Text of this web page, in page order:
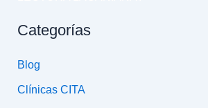
Categorías
Blog
Clínicas CITA